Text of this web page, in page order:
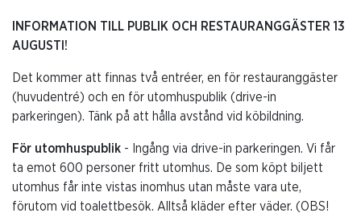
INFORMATION TILL PUBLIK OCH RESTAURANGGÄSTER 13
AUGUSTI!
Det kommer att finnas två entréer, en för restauranggäster
(huvudentré) och en för utomhuspublik (drive-in
parkeringen). Tänk på att hålla avstånd vid köbildning.
För utomhuspublik - Ingång via drive-in parkeringen. Vi får
ta emot 600 personer fritt utomhus. De som köpt biljett
utomhus får inte vistas inomhus utan måste vara ute,
förutom vid toalettbesök. Alltså kläder efter väder. (OBS!